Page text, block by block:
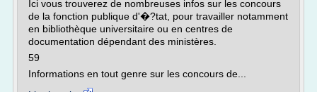
Ici vous trouverez de nombreuses infos sur les concours
de la fonction publique d'�?tat, pour travailler notamment
en bibliothèque universitaire ou en centres de
documentation dépendant des ministères.
59
Informations en tout genre sur les concours de...